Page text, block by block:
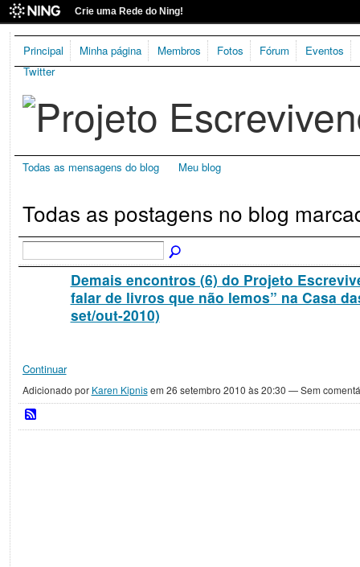
Crie uma Rede do Ning!
Principal Minha página Membros Fotos Fórum Eventos
Twitter
Todas as mensagens do blog Meu blog
Todas as postagens no blog
Demais encontros (6) do Projeto
falar de livros que não lemos” na Casa
set/out-2010)
Continuar
Adicionado por Karen Kipnisem 26 setembro 2010 às 20:30 — Sem